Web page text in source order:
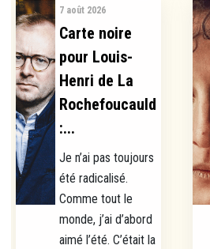
7 août 2026
Carte noire
pour Louis-
Henri de La
Rochefoucauld
:...
Je n’ai pas toujours
été radicalisé.
Comme tout le
monde, j’ai d’abord
aimé l’été. C’était la